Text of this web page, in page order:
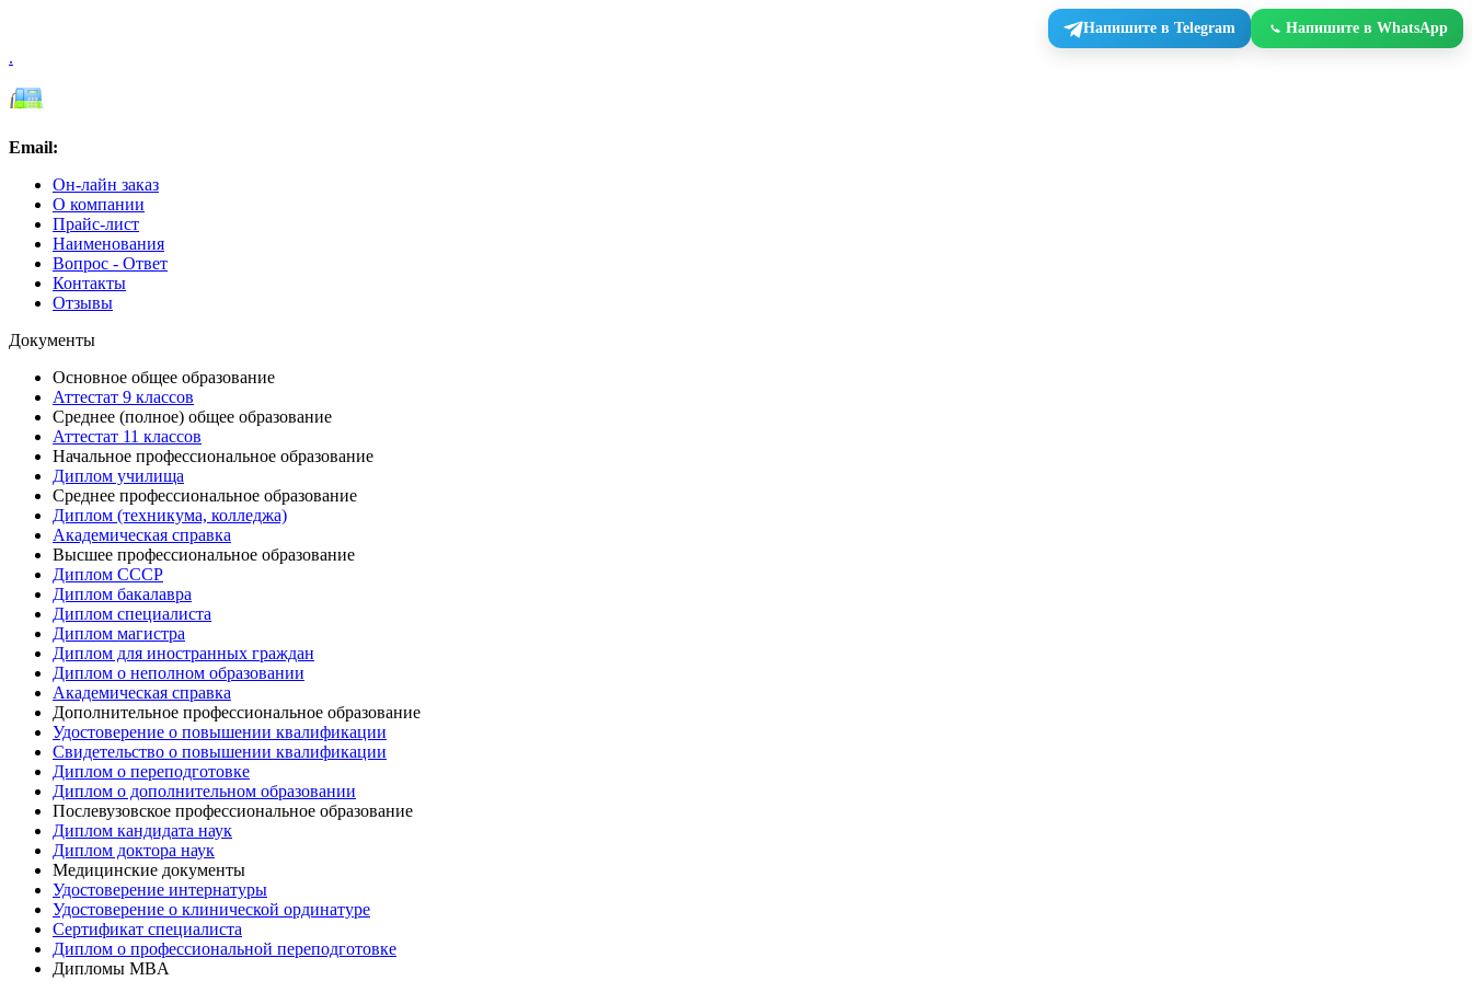
Напишите в Telegram Напишите в WhatsApp
.
Email:
Он-лайн заказ
О компании
Прайс-лист
Наименования
Вопрос - Ответ
Контакты
Отзывы
Документы
Основное общее образование
Аттестат 9 классов
Среднее (полное) общее образование
Аттестат 11 классов
Начальное профессиональное образование
Диплом училища
Среднее профессиональное образование
Диплом (техникума, колледжа)
Академическая справка
Высшее профессиональное образование
Диплом СССР
Диплом бакалавра
Диплом специалиста
Диплом магистра
Диплом для иностранных граждан
Диплом о неполном образовании
Академическая справка
Дополнительное профессиональное образование
Удостоверение о повышении квалификации
Свидетельство о повышении квалификации
Диплом о переподготовке
Диплом о дополнительном образовании
Послевузовское профессиональное образование
Диплом кандидата наук
Диплом доктора наук
Медицинские документы
Удостоверение интернатуры
Удостоверение о клинической ординатуре
Сертификат специалиста
Диплом о профессиональной переподготовке
Дипломы MBA